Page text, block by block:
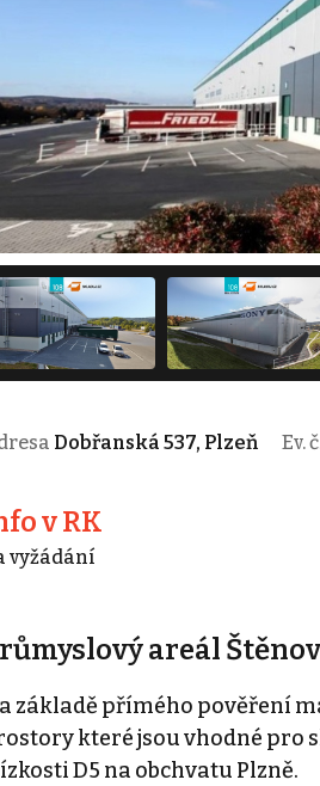
Dobřanská 537, Plzeň Ev.
v RK
vyžádání
areál
základě přímého pověření
které jsou vhodné pro
D5 na obchvatu Plzně.